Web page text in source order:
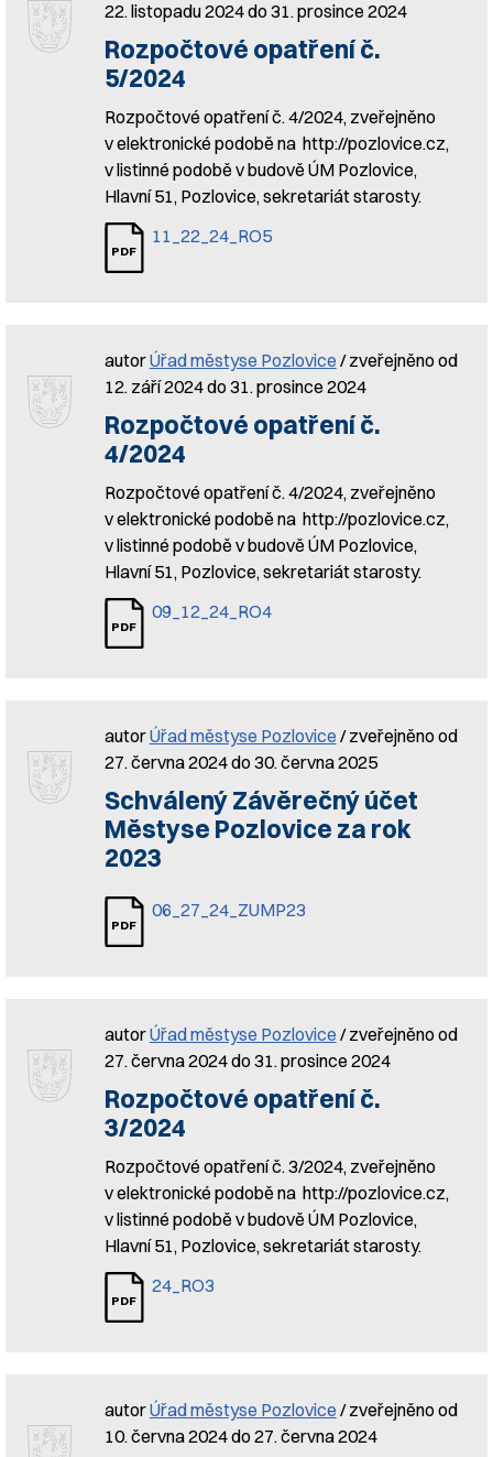
22. listopadu 2024 do 31. prosince 2024
Rozpočtové opatření č.
5/2024
Rozpočtové opatření č. 4/2024, zveřejněno
v elektronické podobě na http://pozlovice.cz,
v listinné podobě v budově ÚM Pozlovice,
Hlavní 51, Pozlovice, sekretariát starosty.
11_22_24_RO5
autorÚřad městyse Pozlovice / zveřejněno od
12. září 2024 do 31. prosince 2024
Rozpočtové opatření č.
4/2024
Rozpočtové opatření č. 4/2024, zveřejněno
v elektronické podobě na http://pozlovice.cz,
v listinné podobě v budově ÚM Pozlovice,
Hlavní 51, Pozlovice, sekretariát starosty.
09_12_24_RO4
autorÚřad městyse Pozlovice / zveřejněno od
27. června 2024 do 30. června 2025
Schválený Závěrečný účet
Městyse Pozlovice za rok
2023
06_27_24_ZUMP23
autorÚřad městyse Pozlovice / zveřejněno od
27. června 2024 do 31. prosince 2024
Rozpočtové opatření č.
3/2024
Rozpočtové opatření č. 3/2024, zveřejněno
v elektronické podobě na http://pozlovice.cz,
v listinné podobě v budově ÚM Pozlovice,
Hlavní 51, Pozlovice, sekretariát starosty.
24_RO3
autorÚřad městyse Pozlovice / zveřejněno od
10. června 2024 do 27. června 2024